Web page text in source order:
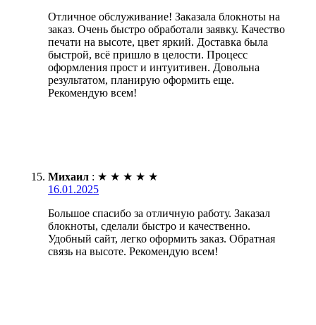
Отличное обслуживание! Заказала блокноты на
заказ. Очень быстро обработали заявку. Качество
печати на высоте, цвет яркий. Доставка была
быстрой, всё пришло в целости. Процесс
оформления прост и интуитивен. Довольна
результатом, планирую оформить еще.
Рекомендую всем!
Михаил : ★ ★ ★ ★ ★
16.01.2025
Большое спасибо за отличную работу. Заказал
блокноты, сделали быстро и качественно.
Удобный сайт, легко оформить заказ. Обратная
связь на высоте. Рекомендую всем!